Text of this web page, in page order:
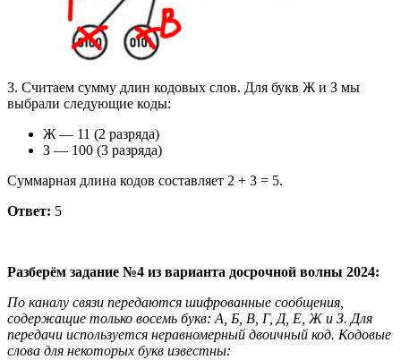
3. Считаем сумму длин кодовых слов. Для букв Ж и З мы
выбрали следующие коды:
Ж — 11 (2 разряда)
З — 100 (3 разряда)
Суммарная длина кодов составляет 2 + 3 = 5.
Ответ: 5
Разберём задание №4 из варианта досрочной волны 2024:
По каналу связи передаются шифрованные сообщения,
содержащие только восемь букв: А, Б, В, Г, Д, Е, Ж и З. Для
передачи используется неравномерный двоичный код. Кодовые
слова для некоторых букв известны: